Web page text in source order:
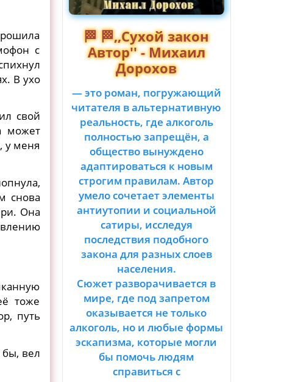
с
В ухо
свой
может
у меня
снова
Она
тоже
путь
бы, вел
🏁 🏁,,Сухой закон
Автор'' - Михаил
Дорохов
— это роман, погружающий
читателя в альтернативную
реальность, где алкоголь
полностью запрещён, а
общество вынуждено
адаптироваться к новым
строгим правилам. Автор
умело сочетает элементы
антиутопии и социальной
сатиры, исследуя
последствия подобного
закона для разных слоев
населения.
Сюжет разворачивается в
мире, где под запретом
оказывается не только
алкоголь, но и любые формы
эскапизма, которые могли
бы помочь людям
справиться с